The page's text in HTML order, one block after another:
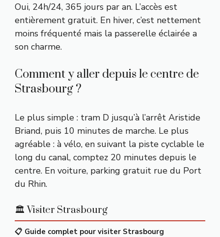
Oui, 24h/24, 365 jours par an. L’accès est
entièrement gratuit. En hiver, c’est nettement
moins fréquenté mais la passerelle éclairée a
son charme.
Comment y aller depuis le centre de
Strasbourg ?
Le plus simple : tram D jusqu’à l’arrêt Aristide
Briand, puis 10 minutes de marche. Le plus
agréable : à vélo, en suivant la piste cyclable le
long du canal, comptez 20 minutes depuis le
centre. En voiture, parking gratuit rue du Port
du Rhin.
🏛️ Visiter Strasbourg
📋 Guide complet pour visiter Strasbourg